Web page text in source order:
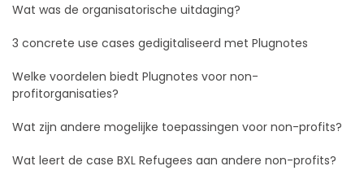
Wat was de organisatorische uitdaging?
3 concrete use cases gedigitaliseerd met Plugnotes
Welke voordelen biedt Plugnotes voor non-
profitorganisaties?
Wat zijn andere mogelijke toepassingen voor non-profits?
Wat leert de case BXL Refugees aan andere non-profits?